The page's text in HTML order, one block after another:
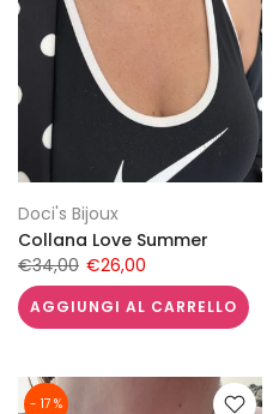
Doci's Bijoux
Collana Love Summer
€34,00 €26,00
AGGIUNGI AL CARRELLO
- 17 %